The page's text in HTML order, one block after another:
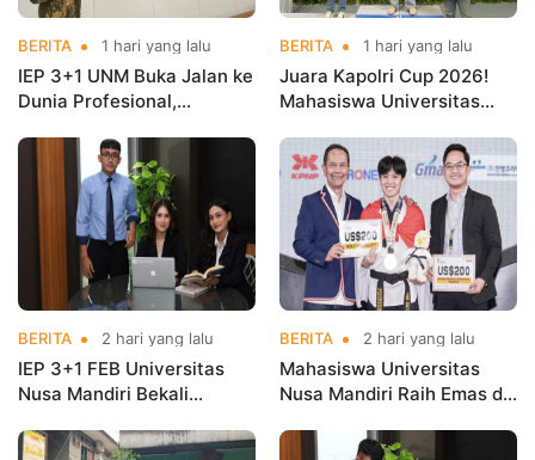
BERITA 1 hari yang lalu
IEP 3+1 UNM Buka Jalan ke
Dunia Profesional,
Kementerian Koperasi
BERITA 1 hari yang lalu
Juara Kapolri Cup 2026!
Mahasiswa Universitas
Nama Kampus di Kejurnas
Taekwondo
BERITA 2 hari yang lalu
IEP 3+1 FEB Universitas
Nusa Mandiri Bekali
Kerja Sebelum Lulus
BERITA 2 hari yang lalu
Mahasiswa Universitas
Nusa Mandiri Raih Emas di
Indonesia Open